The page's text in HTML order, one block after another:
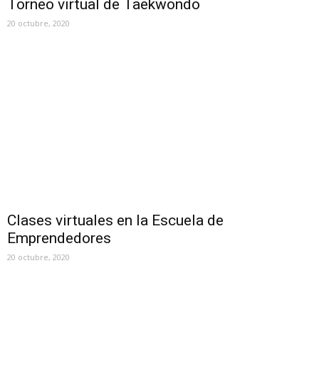
Torneo virtual de Taekwondo
20 octubre, 2020
Clases virtuales en la Escuela de
Emprendedores
20 octubre, 2020